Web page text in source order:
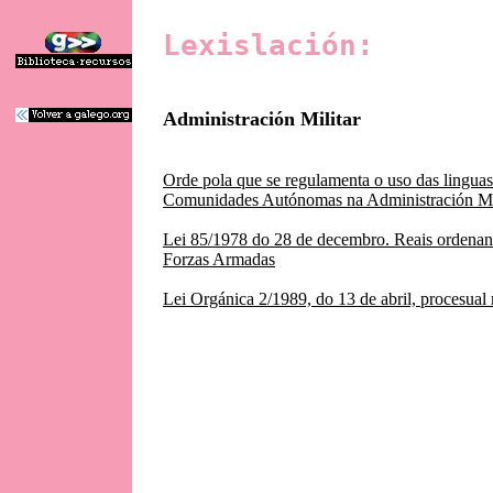
Lexislación:
Administración Militar
Orde pola que se regulamenta o uso das
Comunidades Autónomas na Administración
Lei 85/1978 do 28 de decembro. Reais
Forzas Armadas
Lei Orgánica 2/1989, do 13 de abril, procesual